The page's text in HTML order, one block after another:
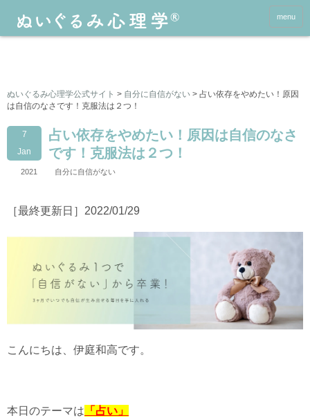
menu
ぬいぐるみ心理学公式サイト > 自分に自信がない > 占い依存をやめたい！原因
は自信のなさです！克服法は２つ！
7
Jan
占い依存をやめたい！原因は自信のなさ
です！克服法は２つ！
2021 自分に自信がない
［最終更新日］2022/01/29
こんにちは、伊庭和高です。
本日のテーマは 「占い」